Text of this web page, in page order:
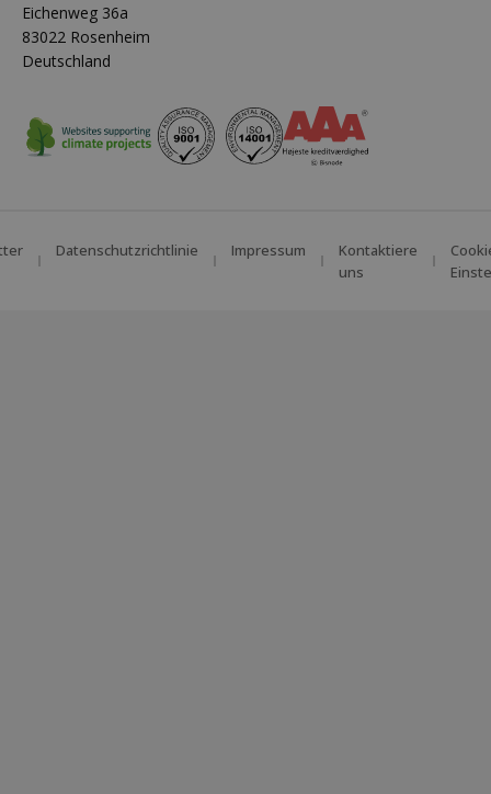
Eichenweg 36a
83022 Rosenheim
Deutschland
Datenschutzrichtlinie Impressum
Kontaktiere
uns